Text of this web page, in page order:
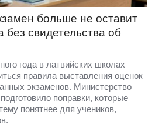
больше не оставит
без свидетельства об
года в латвийских школах
правила выставления оценок
экзаменов. Министерство
поправки, которые
понятнее для учеников,